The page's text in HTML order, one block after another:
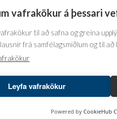
vafrakökur á þessari
til að safna og greina
frá samfélagsmiðlum og til
Leyfa vafrakökur
Powered by CookieHub
product
variants.